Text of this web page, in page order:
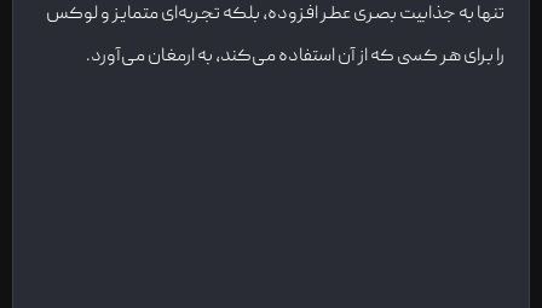
تنها به جذابیت بصری عطر افزوده، بلکه تجربه‌ای متمایز و لوکس
را برای هر کسی که از آن استفاده می‌کند، به ارمغان می‌آورد.